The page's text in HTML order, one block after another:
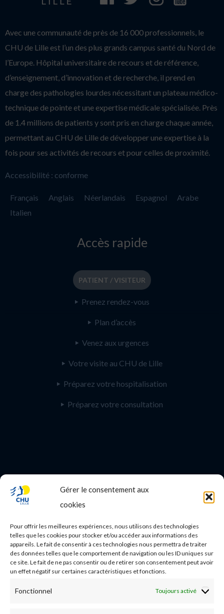
Gérer le consentement aux
cookies
Pour offrir les meilleures expériences, nous utilisons des technologies
telles que les cookies pour stocker et/ou accéder aux informations des
appareils. Le fait de consentir à ces technologies nous permettra de traiter
des données telles que le comportement de navigation ou les ID uniques sur
ce site. Le fait de ne pas consentir ou de retirer son consentement peut avoir
un effet négatif sur certaines caractéristiques et fonctions.
Fonctionnel Toujours activé
Avec une communauté de près de 16 000 professionnels, le
CHU de Lille est l’un des plus grands campus santé du Nord de
l’Europe. Hôpital universitaire de recours et de référence,
d’enseignement, d’innovation et de recherche, il prend en
charge des pathologies lourdes nécessitant un plateau médico-
technique de pointe et une expertise médicale spécialisée. Près
de 1.4 millions de patients y sont pris en charge chaque année,
permettant au CHU de Lille de développer une expertise à la
fois pour ses activités de recours et pour celles de proximité.
Accessibilité : conforme
Français Anglais Néerlandais Espagnol
Arabe
Italien
Accès rapide
PATIENT / VISITEUR
Prenez rendez-vous
Plan d’accès
Venez aux urgences
Votre visite au CHU de Lille
Préparez votre hospitalisation
Préparez votre consultation
PROFESSIONNEL DE SANTE
Nos essais cliniques
Ecoles paramédicales